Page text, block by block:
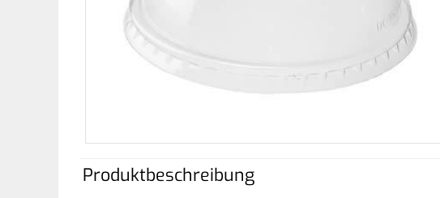
Produktbeschreibung